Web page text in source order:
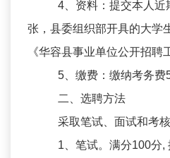
4、资料：提交本人近
张，县委组织部开具的大学
《华容县事业单位公开招聘
5、缴费：缴纳考务费
二、选聘方法
采取笔试、面试和考
1、笔试。满分100分,